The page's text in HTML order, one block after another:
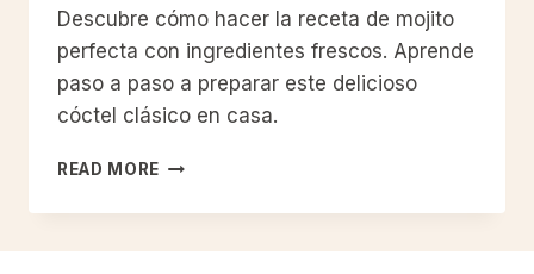
Descubre cómo hacer la receta de mojito
perfecta con ingredientes frescos. Aprende
paso a paso a preparar este delicioso
cóctel clásico en casa.
READ MORE RECETA
MOJITO